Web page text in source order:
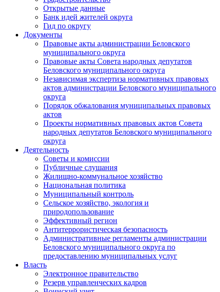
Открытые данные
Банк идей жителей округа
Гид по округу
Документы
Правовые акты администрации Беловского
муниципального округа
Правовые акты Совета народных депутатов
Беловского муниципального округа
Независимая экспертиза нормативных правовых
актов администрации Беловского муниципального
округа
Порядок обжалования муниципальных правовых
актов
Проекты нормативных правовых актов Совета
народных депутатов Беловского муниципального
округа
Деятельность
Советы и комиссии
Публичные слушания
Жилищно-коммунальное хозяйство
Национальная политика
Муниципальный контроль
Сельское хозяйство, экология и
природопользование
Эффективный регион
Антитеррористическая безопасность
Административные регламенты администрации
Беловского муниципального округа по
предоставлению муниципальных услуг
Власть
Электронное правительство
Резерв управленческих кадров